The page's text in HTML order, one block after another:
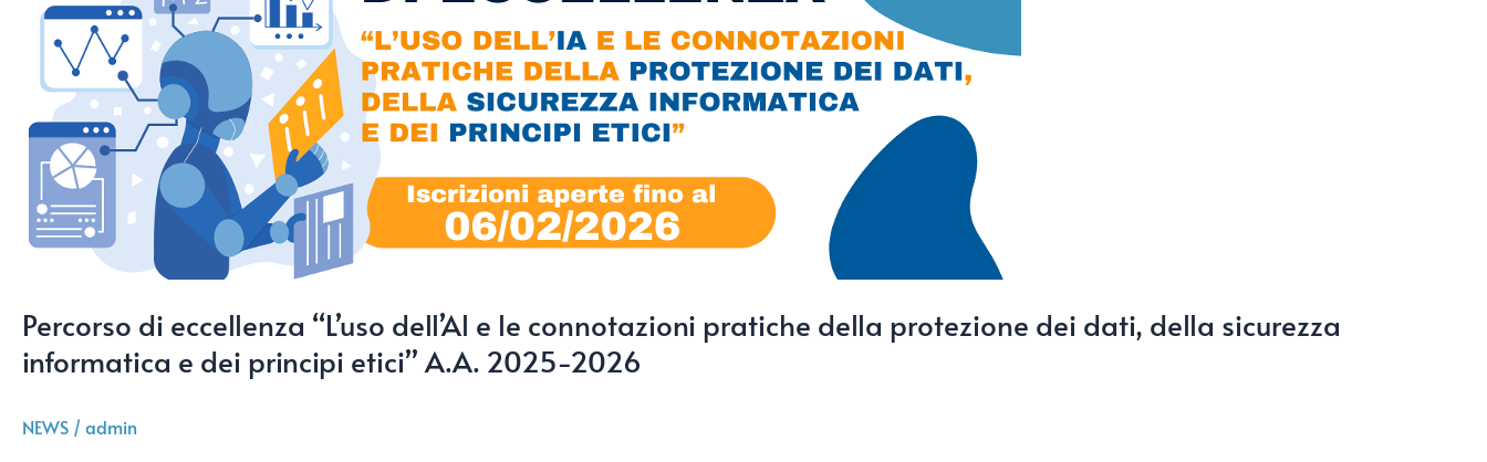
Percorso di eccellenza “L’uso dell’Al e le connotazioni pratiche della protezione dei dati, della sicurezza
informatica e dei principi etici” A.A. 2025-2026
NEWS / admin
protezione
dei
dati,
della
sicurezza
informatica
etici”
A.A.
2025-